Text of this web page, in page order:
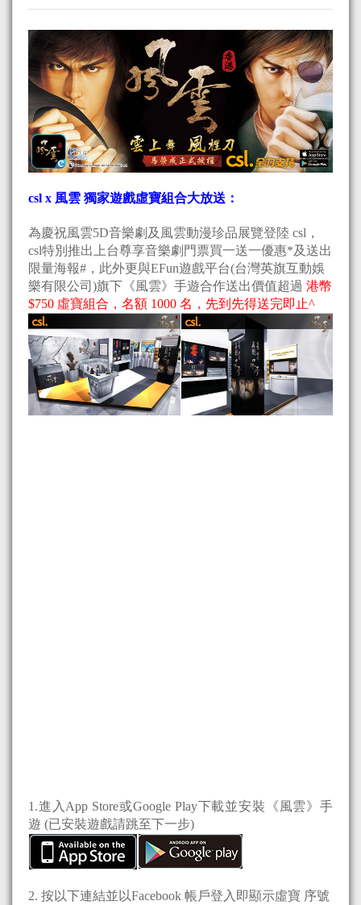
csl x 風雲 獨家遊戲虛寶組合大放送：
為慶祝風雲5D音樂劇及風雲動漫珍品展覽登陸 csl，
csl特別推出上台尊享音樂劇門票買一送一優惠*及送出
限量海報#，此外更與EFun遊戲平台(台灣英旗互動娛
樂有限公司)旗下《風雲》手遊合作送出價值超過 港幣
$750 虛寶組合，名額 1000 名，先到先得送完即止^
1.進入App Store或Google Play下載並安裝《風雲》手
遊 (已安裝遊戲請跳至下一步)
2. 按以下連結並以Facebook 帳戶登入即顯示虛寶 序號